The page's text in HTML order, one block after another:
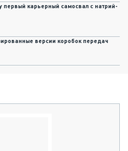
первый карьерный самосвал с натрий-
версии коробок передач